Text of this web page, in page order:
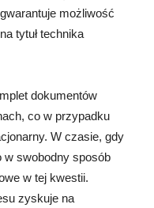
możliwość
tytuł technika
dokumentów
co w przypadku
W czasie, gdy
w swobodny sposób
w tej kwestii.
zyskuje na